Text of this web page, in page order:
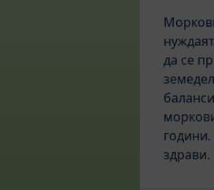
да се
здрави.